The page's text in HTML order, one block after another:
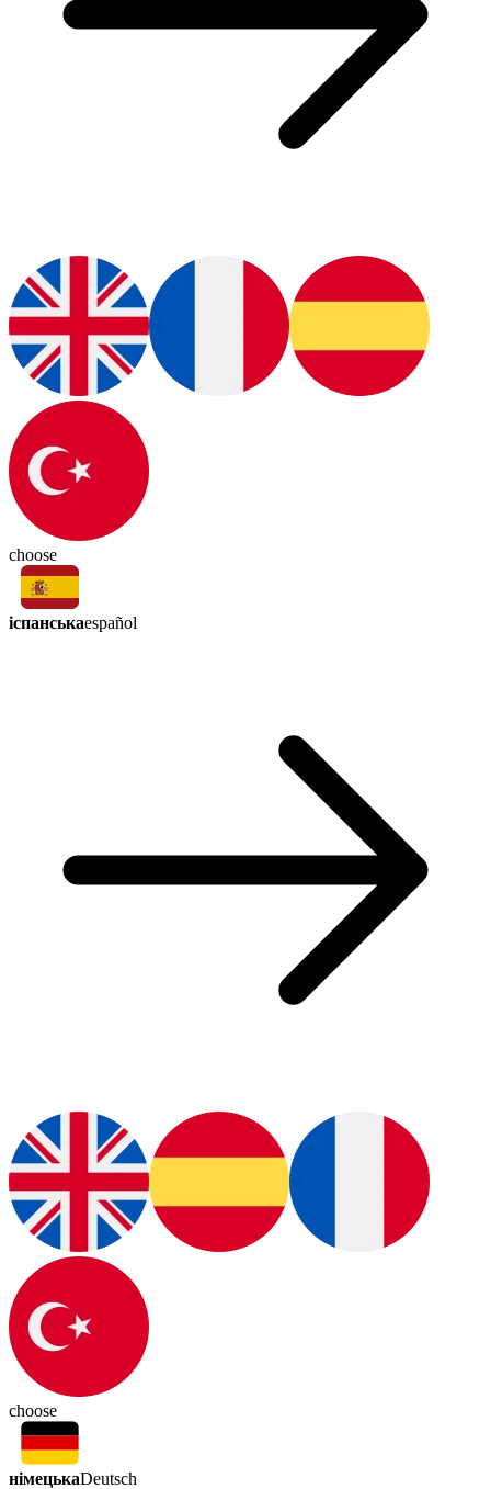
choose
іспанськаespañol
choose
німецькаDeutsch